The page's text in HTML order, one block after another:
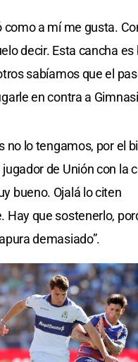
como a mí me gusta.
decir. Esta cancha
sabíamos que el
en contra a
no lo tengamos, por el
de Unión con la
bueno. Ojalá lo citen
Hay que sostenerlo,
demasiado”.